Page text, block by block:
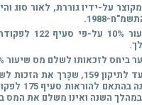
1988.
ד' מינץ
מהשכרת דירות למגורים בשנות-המס 2005 ו-2006.
דו"ח
השכירות בתוך 30 יום מיום קבלתם, אינו זכאי לשיעור המס